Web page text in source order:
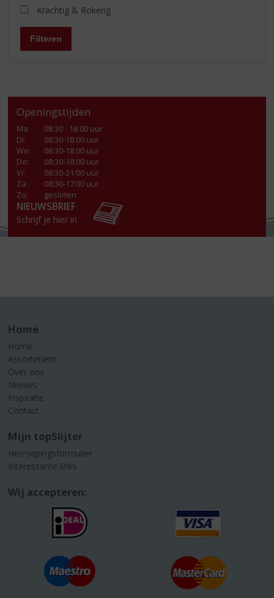
Krachtig & Rokerig
Filteren
Openingstijden
Ma:
08.30 - 18.00 uur
Di:
08:30-18:00 uur
Wo:
08:30-18:00 uur
Do:
08:30-18:00 uur
Vr:
08:30-21:00 uur
Za:
08:30-17:00 uur
Zo:
gesloten
NIEUWSBRIEF
Schrijf je hier in
Home
Home
Assortiment
Over ons
Nieuws
Inspiratie
Contact
Mijn topSlijter
Herroepingsformulier
Interessante links
Wij accepteren: